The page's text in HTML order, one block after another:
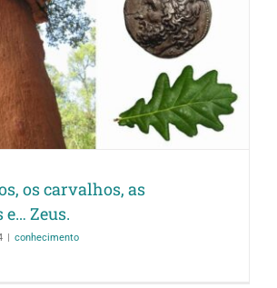
os carvalhos, as
Zeus.
| conhecimento